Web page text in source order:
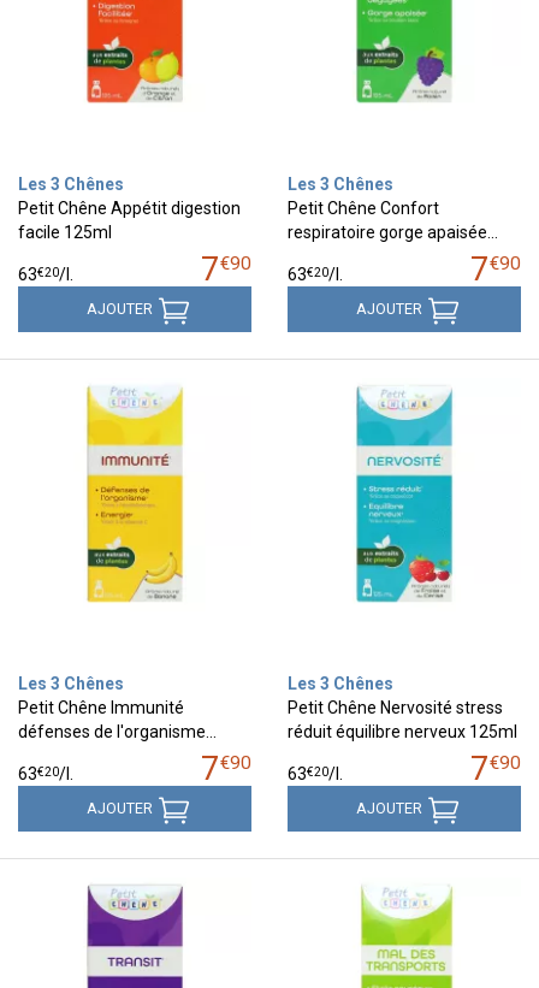
Les 3 Chênes
Petit Chêne Appétit digestion
facile 125ml
7€90
63€20/
AJOUTER
Les 3 Chênes
Petit Chêne Confort
respiratoire gorge apaisée…
7€90
63€20/
AJOUTER
Les 3 Chênes
Petit Chêne Immunité
défenses de l'organisme…
7€90
63€20/
AJOUTER
Les 3 Chênes
Petit Chêne Nervosité stress
réduit équilibre nerveux 125ml
7€90
63€20/
AJOUTER